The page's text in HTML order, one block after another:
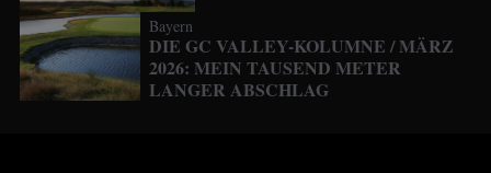
Bayern
DIE GC VALLEY-KOLUMNE / MÄRZ
2026: MEIN TAUSEND METER
LANGER ABSCHLAG